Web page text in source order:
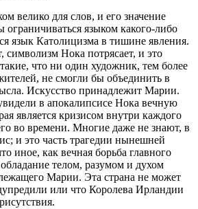
велико для слов, и его значение
языком какого-либо
язык Католицизма в тишине явления.
символизм Нока потрясает, и это
что ни один художник, тем более
не смогли бы объединить в
Искусство принадлежит Марии.
в апокалипсисе Нока вечную
является кризисом внутри каждого
во времени. Многие даже не знают, в
и это часть трагедии нынешней
иное, как вечная борьба главного
обладание телом, разумом и духом
Марии. Эта страна не может
или что Королева Ирландии